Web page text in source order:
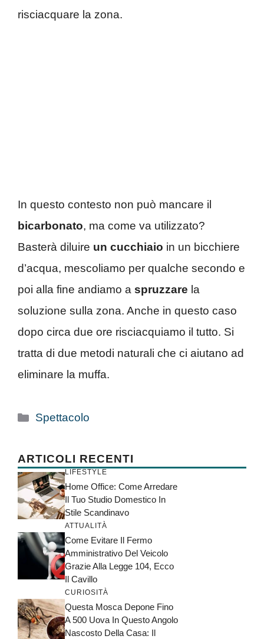
risciacquare la zona.
In questo contesto non può mancare il
bicarbonato, ma come va utilizzato?
Basterà diluire un cucchiaio in un bicchiere
d’acqua, mescoliamo per qualche secondo e
poi alla fine andiamo a spruzzare la
soluzione sulla zona. Anche in questo caso
dopo circa due ore risciacquiamo il tutto. Si
tratta di due metodi naturali che ci aiutano ad
eliminare la muffa.
Categorie
Spettacolo
ARTICOLI RECENTI
LIFESTYLE
Home Office: Come Arredare
Il Tuo Studio Domestico In
Stile Scandinavo
ATTUALITÀ
Come Evitare Il Fermo
Amministrativo Del Veicolo
Grazie Alla Legge 104, Ecco
Il Cavillo
CURIOSITÀ
Questa Mosca Depone Fino
A 500 Uova In Questo Angolo
Nascosto Della Casa: Il